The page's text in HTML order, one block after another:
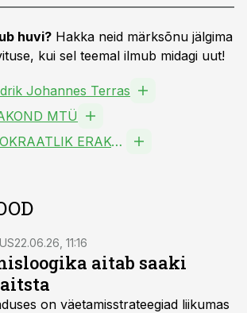
huvi? Hakka neid märksõnu jälgima
kui sel teemal ilmub midagi uut!
Johannes Terras
MTÜ
SOTSIAALDEMOKRAATLIK ERAKOND MTÜ
22.06.26, 11:16
aitab saaki
on väetamisstrateegiad liikumas